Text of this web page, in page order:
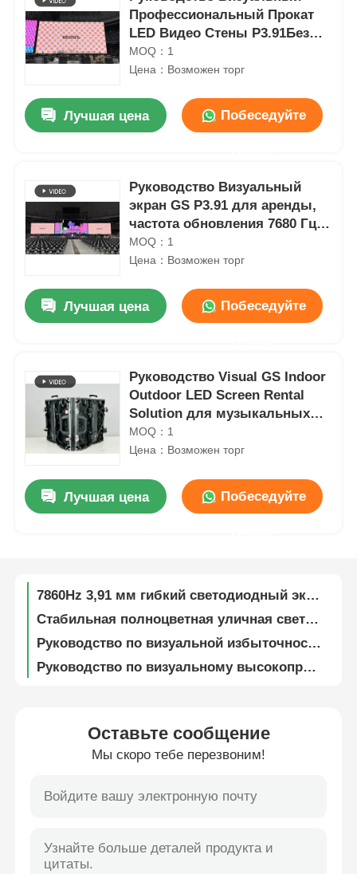
Домой
Видео
О нас
Экскурсия по фабрике
Свяжитесь с нами
Случаи
Профессиональный Прокат
LED Видео Стены P3.91Без
черного экрана, на открытом
воздухе
MOQ：1
Цена：Возможен торг
Лучшая цена Побеседуйте
Руководство Визуальный
экран GS P3.91 для аренды,
частота обновления 7680 Гц,
управление Nova,
использование в концертах
MOQ：1
Цена：Возможен торг
Лучшая цена Побеседуйте
Руководство Visual GS Indoor
Outdoor LED Screen Rental
Solution для музыкальных
концертов
MOQ：1
Цена：Возможен торг
Лучшая цена Побеседуйте
Резервный полноцветный светодиодный цифровой дисплей высокой яркости P2.9 7680 Гц
Оставьте сообщение
Мы скоро тебе перезвоним!